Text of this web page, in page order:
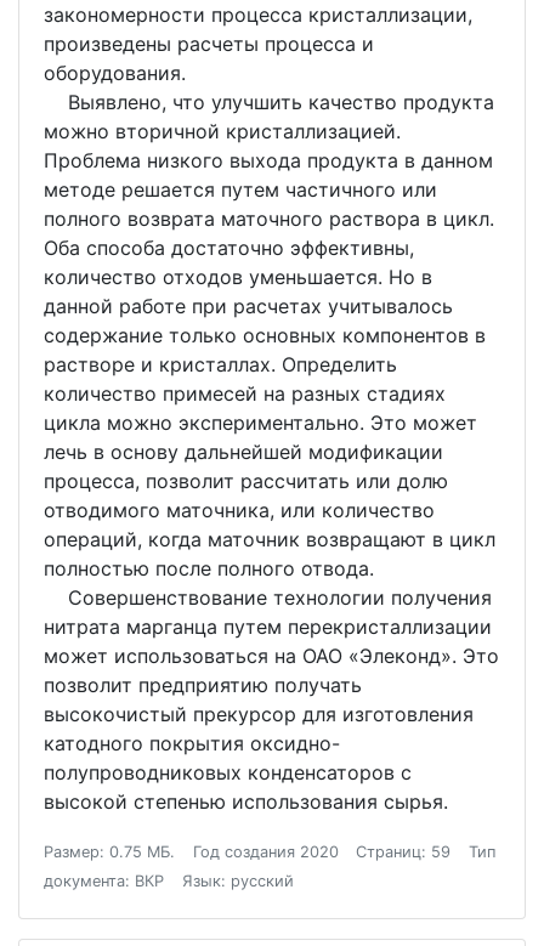
закономерности процесса кристаллизации,
произведены расчеты процесса и
оборудования.
Выявлено, что улучшить качество продукта
можно вторичной кристаллизацией.
Проблема низкого выхода продукта в данном
методе решается путем частичного или
полного возврата маточного раствора в цикл.
Оба способа достаточно эффективны,
количество отходов уменьшается. Но в
данной работе при расчетах учитывалось
содержание только основных компонентов в
растворе и кристаллах. Определить
количество примесей на разных стадиях
цикла можно экспериментально. Это может
лечь в основу дальнейшей модификации
процесса, позволит рассчитать или долю
отводимого маточника, или количество
операций, когда маточник возвращают в цикл
полностью после полного отвода.
Совершенствование технологии получения
нитрата марганца путем перекристаллизации
может использоваться на ОАО «Элеконд». Это
позволит предприятию получать
высокочистый прекурсор для изготовления
катодного покрытия оксидно-
полупроводниковых конденсаторов с
высокой степенью использования сырья.
Размер: 0.75 МБ. Год создания 2020 Страниц: 59
Тип
документа: ВКР
Язык: русский